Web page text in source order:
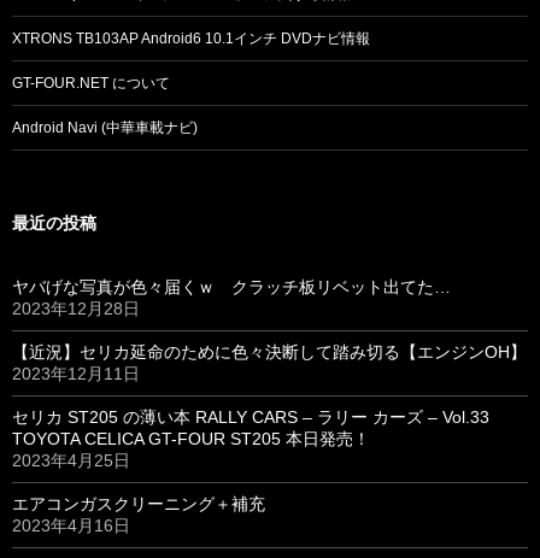
XTRONS TB103AP Android6 10.1インチ DVDナビ情報
GT-FOUR.NET について
Android Navi (中華車載ナビ)
最近の投稿
ヤバげな写真が色々届くｗ クラッチ板リベット出てた…
2023年12月28日
【近況】セリカ延命のために色々決断して踏み切る【エンジンOH】
2023年12月11日
セリカ ST205 の薄い本 RALLY CARS – ラリー カーズ – Vol.33
TOYOTA CELICA GT-FOUR ST205 本日発売！
2023年4月25日
エアコンガスクリーニング＋補充
2023年4月16日